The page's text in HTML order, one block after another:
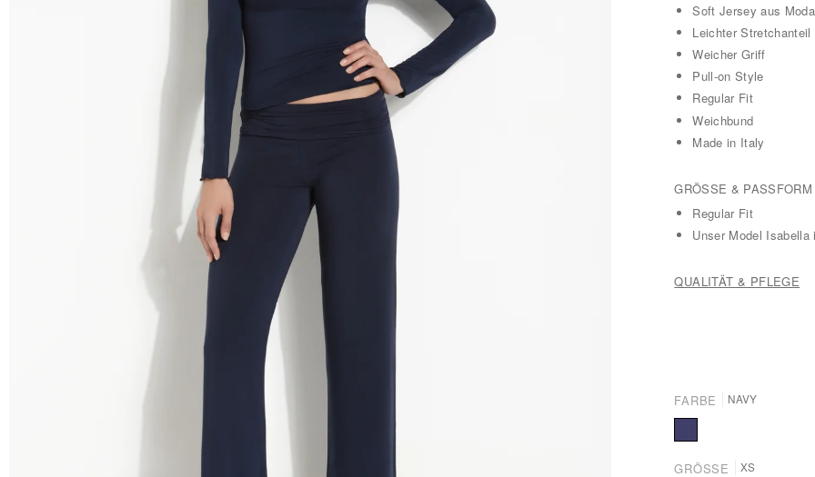
Soft Jersey aus
Leichter Stretchanteil
Weicher Griff
Pull-on Style
Regular Fit
Weichbund
Made in Italy
GRÖSSE & PASSFORM
Regular Fit
Unser Model
QUALITÄT & PFLEGE
FARBE NAVY
Navy
GRÖSSE XS